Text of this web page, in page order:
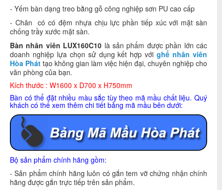
- Yếm bàn dạng treo bằng gỗ công nghiệp sơn PU cao cấp
- Chân có có đệm nhựa chịu lực phần tiếp xúc với mặt sàn
chống trầy xước mặt sàn.
Bàn nhân viên LUX160C10 là sản phẩm được phần lớn các
doanh nghiệp lựa chọn sử dụng kết hợp vớighế nhân viên
Hòa Phát tạo không gian làm việc hiện đại, chuyên nghiệp cho
văn phòng của bạn.
Kích thước : W1600 x D700 x H750mm
Bàn có thể đặt nhiều màu sắc tùy theo mã mầu chất liệu. Quý
khách có thể xem thêm chi tiết bảng mã mầu bên dưới:
Bộ sản phẩm chính hãng gồm:
- Sản phẩm chính hãng luôn có gắn tem vỡ chứng nhận chính
hãng được gắn trực tiếp trên sản phẩm.